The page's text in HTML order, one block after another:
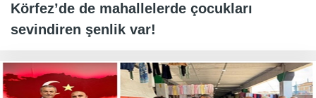
Körfez’de de mahallelerde çocukları
sevindiren şenlik var!